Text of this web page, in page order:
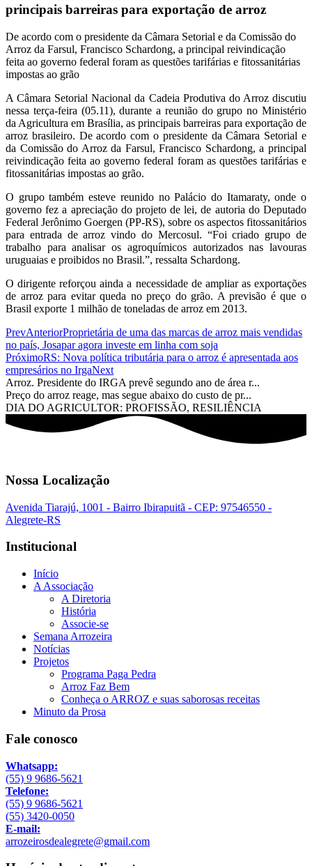
principais barreiras para exportação de arroz
De acordo com o presidente da Câmara Setorial e da Comissão do
Arroz da Farsul, Francisco Schardong, a principal reivindicação
feita ao governo federal foram as questões tarifárias e fitossanitárias
impostas ao grão
A Câmara Setorial Nacional da Cadeia Produtiva do Arroz discutiu
nessa terça-feira (05.11), durante a reunião do grupo no Ministério
da Agricultura em Brasília, as principais barreiras para exportação de
arroz brasileiro. De acordo com o presidente da Câmara Setorial e
da Comissão do Arroz da Farsul, Francisco Schardong, a principal
reivindicação feita ao governo federal foram as questões tarifárias e
fitossanitárias impostas ao grão.
O grupo também esteve reunido no Palácio do Itamaraty, onde o
governo fez a apreciação do projeto de lei, de autoria do Deputado
Federal Jerônimo Goergen (PP-RS), sobre os aspectos fitossanitários
para entrada de arroz vindo do Mercosul. “Foi criado grupo de
trabalho para analisar os agroquímicos autorizados nas lavouras
uruguaias e proibidos no Brasil.”, ressalta Schardong.
O dirigente reforçou ainda a necessidade de ampliar as exportações
de arroz para evitar queda no preço do grão. A previsão é que o
Brasil exporte 1 milhão de toneladas de arroz em 2013.
PrevAnteriorProprietária de uma das marcas de arroz mais vendidas
no país, Josapar agora investe em linha com soja
PróximoRS: Nova política tributária para o arroz é apresentada aos
empresários no IrgaNext
Arroz. Presidente do IRGA prevê segundo ano de área r...
Preço do arroz reage, mas segue abaixo do custo de pr...
DIA DO AGRICULTOR: PROFISSÃO, RESILIÊNCIA
Nossa Localização
Avenida Tiarajú, 1001 - Bairro Ibirapuitã - CEP: 97546550 -
Alegrete-RS
Institucional
Início
A Associação
A Diretoria
História
Associe-se
Semana Arrozeira
Notícias
Projetos
Programa Paga Pedra
Arroz Faz Bem
Conheça o ARROZ e suas saborosas receitas
Minuto da Prosa
Fale conosco
Whatsapp:
(55) 9 9686-5621
Telefone:
(55) 9 9686-5621
(55) 3420-0050
E-mail:
arrozeirosdealegrete@gmail.com